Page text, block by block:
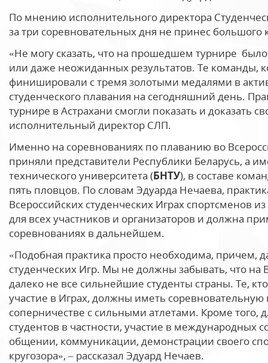
По мнению исполнительного директора
за три соревновательных дня не принес большого
«Не могу сказать, что на прошедшем турнире
или даже неожиданных результатов. Те команды,
финишировали с тремя золотыми медалями в
студенческого плавания на сегодняшний день.
турнире в Астрахани смогли показать и доказать
исполнительный директор СЛП.
Именно на соревнованиях по плаванию во
приняли представители Республики Беларусь, а
технического университета (БНТУ), в составе
пять пловцов. По словам Эдуарда Нечаева,
Всероссийских студенческих Играх спортсменов
для всех участников и организаторов и должна
соревнованиях в дальнейшем.
«Подобная практика просто необходима, причем,
студенческих Игр. Мы не должны забывать, что
далеко не все сильнейшие студенты страны. Те,
участие в Играх, должны иметь соревновательную
соперничестве с сильными атлетами. Кроме того,
студентов в частности, участие в международных
общении, коммуникации, демонстрации своего
кругозора», – рассказал Эдуард Нечаев.